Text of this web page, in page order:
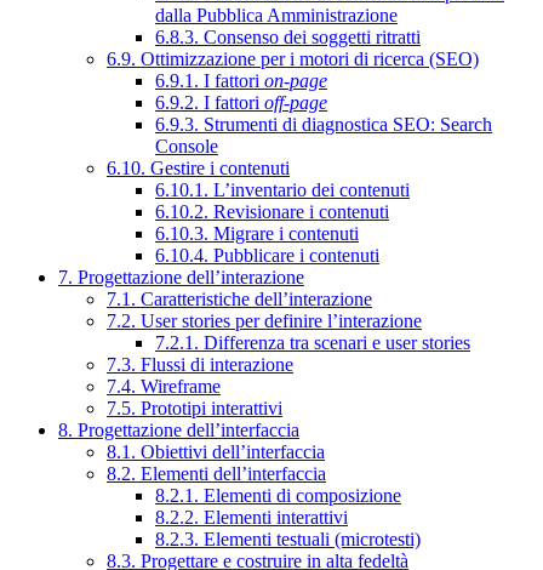
dalla Pubblica Amministrazione
6.8.3. Consenso dei soggetti ritratti
6.9. Ottimizzazione per i motori di ricerca (SEO)
6.9.1. I fattori on-page
6.9.2. I fattori off-page
6.9.3. Strumenti di diagnostica SEO: Search
Console
6.10. Gestire i contenuti
6.10.1. L’inventario dei contenuti
6.10.2. Revisionare i contenuti
6.10.3. Migrare i contenuti
6.10.4. Pubblicare i contenuti
7. Progettazione dell’interazione
7.1. Caratteristiche dell’interazione
7.2. User stories per definire l’interazione
7.2.1. Differenza tra scenari e user stories
7.3. Flussi di interazione
7.4. Wireframe
7.5. Prototipi interattivi
8. Progettazione dell’interfaccia
8.1. Obiettivi dell’interfaccia
8.2. Elementi dell’interfaccia
8.2.1. Elementi di composizione
8.2.2. Elementi interattivi
8.2.3. Elementi testuali (microtesti)
8.3. Progettare e costruire in alta fedeltà